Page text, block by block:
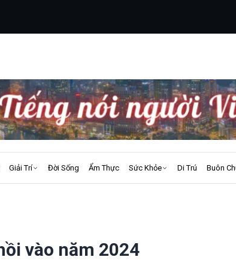
Giải Trí Đời Sống Ẩm Thực Sức Khỏe Di Trú Buôn
vào năm 2024